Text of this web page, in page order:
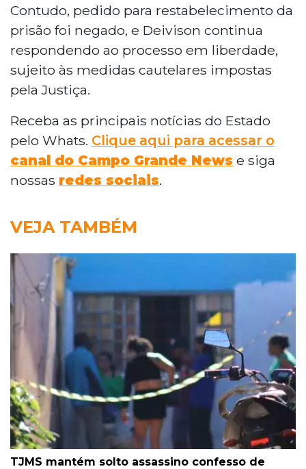
Contudo, pedido para restabelecimento da
prisão foi negado, e Deivison continua
respondendo ao processo em liberdade,
sujeito às medidas cautelares impostas
pela Justiça.
Receba as principais notícias do Estado
pelo Whats. Clique aqui para acessar o
canal do Campo Grande News e siga
nossas redes sociais.
VEJA TAMBÉM
TJMS mantém solto assassino confesso de